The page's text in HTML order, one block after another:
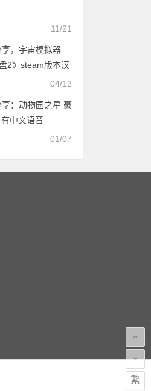
11/21
享，宇宙模拟器
2》steam版本汉
星球、星系等04/12
享：动物园之星 豪
中文语音
01/07
繁